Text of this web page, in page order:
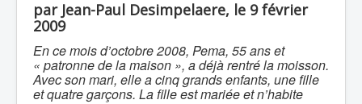
par Jean-Paul Desimpelaere, le 9 février
2009
En ce mois d’octobre 2008, Pema, 55 ans et
« patronne de la maison », a déjà rentré la moisson.
Avec son mari, elle a cinq grands enfants, une fille
et quatre garçons. La fille est mariée et n’habite